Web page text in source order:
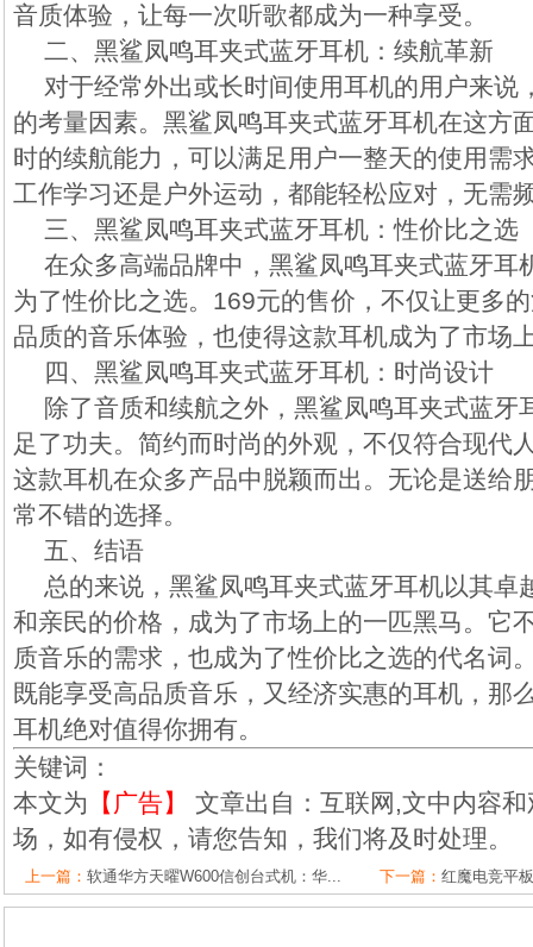
音质体验，让每一次听歌都成为一种享受。
二、黑鲨凤鸣耳夹式蓝牙耳机：续航革新
对于经常外出或长时间使用耳机的用户来说
的考量因素。黑鲨凤鸣耳夹式蓝牙耳机在这方
时的续航能力，可以满足用户一整天的使用需
工作学习还是户外运动，都能轻松应对，无需
三、黑鲨凤鸣耳夹式蓝牙耳机：性价比之选
在众多高端品牌中，黑鲨凤鸣耳夹式蓝牙耳
为了性价比之选。169元的售价，不仅让更多
品质的音乐体验，也使得这款耳机成为了市场
四、黑鲨凤鸣耳夹式蓝牙耳机：时尚设计
除了音质和续航之外，黑鲨凤鸣耳夹式蓝牙
足了功夫。简约而时尚的外观，不仅符合现代
这款耳机在众多产品中脱颖而出。无论是送给
常不错的选择。
五、结语
总的来说，黑鲨凤鸣耳夹式蓝牙耳机以其卓
和亲民的价格，成为了市场上的一匹黑马。它
质音乐的需求，也成为了性价比之选的代名词
既能享受高品质音乐，又经济实惠的耳机，那
耳机绝对值得你拥有。
关键词：
本文为 【广告】
文章出自：互联网,文中内容
场，如有侵权，请您告知，我们将及时处理。
上一篇： 软通华方天曜W600信创台式机：华... 下一篇： 红魔电竞平